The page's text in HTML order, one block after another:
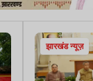
झारखंड न्यूज़